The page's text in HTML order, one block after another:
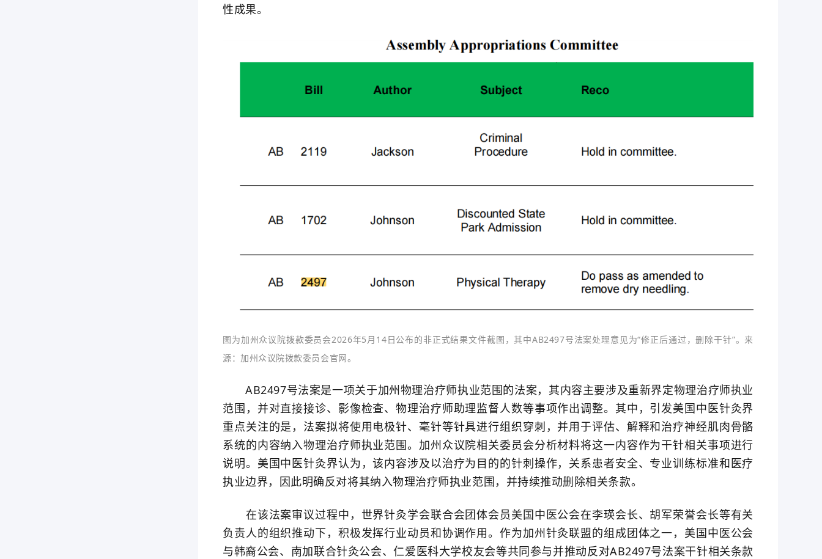
性成果。
图为加州众议院拨款委员会2026年5月14日公布的非正式结果文件截图，其中AB2497号法案处理意见为“修正后通过，删除干针”。来
源：加州众议院拨款委员会官网。
AB2497号法案是一项关于加州物理治疗师执业范围的法案，其内容主要涉及重新界定物理治疗师执业
范围，并对直接接诊、影像检查、物理治疗师助理监督人数等事项作出调整。其中，引发美国中医针灸界
重点关注的是，法案拟将使用电极针、毫针等针具进行组织穿刺，并用于评估、解释和治疗神经肌肉骨骼
系统的内容纳入物理治疗师执业范围。加州众议院相关委员会分析材料将这一内容作为干针相关事项进行
说明。美国中医针灸界认为，该内容涉及以治疗为目的的针刺操作，关系患者安全、专业训练标准和医疗
执业边界，因此明确反对将其纳入物理治疗师执业范围，并持续推动删除相关条款。
在该法案审议过程中，世界针灸学会联合会团体会员美国中医公会在李瑛会长、胡军荣誉会长等有关
负责人的组织推动下，积极发挥行业动员和协调作用。作为加州针灸联盟的组成团体之一，美国中医公会
与韩裔公会、南加联合针灸公会、仁爱医科大学校友会等共同参与并推动反对AB2497号法案干针相关条款